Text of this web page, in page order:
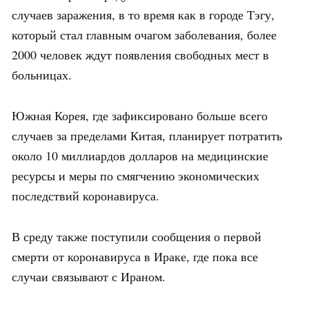
случаев заражения, в то время как в городе Тэгу,
который стал главным очагом заболевания, более
2000 человек ждут появления свободных мест в
больницах.
Южная Корея, где зафиксировано больше всего
случаев за пределами Китая, планирует потратить
около 10 миллиардов долларов на медицинские
ресурсы и меры по смягчению экономических
последствий коронавируса.
В среду также поступили сообщения о первой
смерти от коронавируса в Ираке, где пока все
случаи связывают с Ираном.